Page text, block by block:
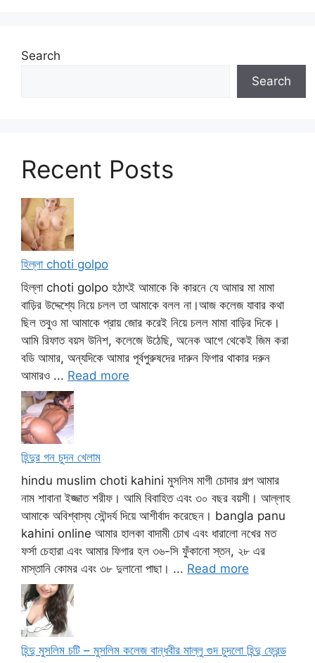
Search
Search
Recent Posts
হিল্লা choti golpo
হিল্লা choti golpo হঠাৎই আমাকে কি কারনে যে আমার মা মামা
বাড়ির উদ্দেশ্যে নিয়ে চলল তা আমাকে বলল না।আজ কলেজ যাবার কথা
ছিল তবুও মা আমাকে প্রায় জোর করেই নিয়ে চলল মামা বাড়ির দিকে।
আমি রিফাত বয়স উনিশ, কলেজে উঠেছি, অনেক আগে থেকেই জিম করা
বডি আমার, অন্যদিকে আমার পূর্বপুরুষদের দারুন ফিগার থাকার দরুন
আমারও ... Read more
হিন্দুর গন চুদন খেলাম
hindu muslim choti kahini মুসলিম মাগী চোদার গল্প আমার
নাম শাবানা ইজ্জাত শরীফ। আমি বিবাহিত এবং ৩০ বছর বয়সী। আল্লাহ
আমাকে অবিশ্বাস্য সৌন্দর্য দিয়ে আশীর্বাদ করেছেন। bangla panu
kahini online আমার হালকা বাদামী চোখ এবং ধারালো নখের মত
ফর্সা চেহারা এবং আমার ফিগার হল ৩৬-সি ফুঁকানো স্তন, ২৮ এর
মাস্তানি কোমর এবং ৩৮ দুলানো পাছা। ... Read more
হিন্দু মুসলিম চটি – মুসলিম কলেজ বান্ধবীর মাল্লু গুদ চুদলো হিন্দু ফ্রেন্ড